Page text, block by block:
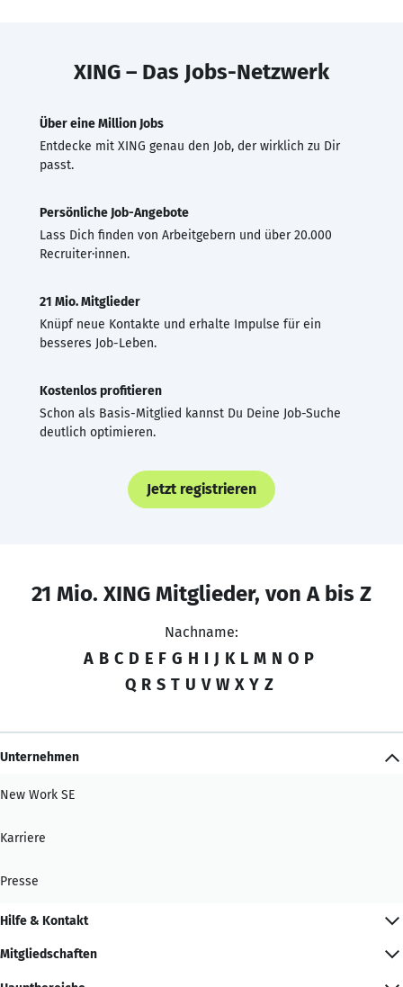
XING – Das Jobs-Netzwerk
Über eine Million Jobs
Entdecke mit XING genau den Job, der wirklich zu Dir
passt.
Persönliche Job-Angebote
Lass Dich finden von Arbeitgebern und über 20.000
Recruiter·innen.
21 Mio. Mitglieder
Knüpf neue Kontakte und erhalte Impulse für ein
besseres Job-Leben.
Kostenlos profitieren
Schon als Basis-Mitglied kannst Du Deine Job-Suche
deutlich optimieren.
Jetzt registrieren
21 Mio. XING Mitglieder, von A bis Z
Nachname:
A B C D E F G H I J K L M N O P
Q R S T U V W X Y Z
Unternehmen
New Work SE
Karriere
Presse
Hilfe & Kontakt
Mitgliedschaften